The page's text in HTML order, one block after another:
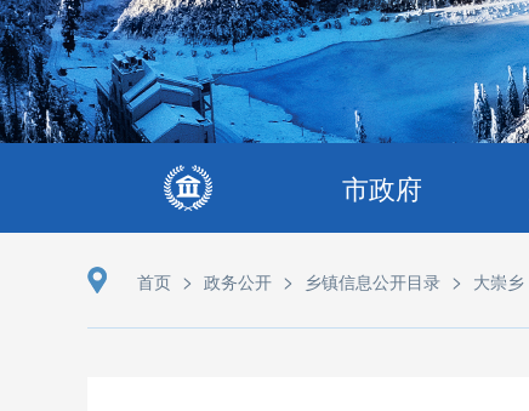
市政府
首页 > 政务公开 > 乡镇信息公开目录 > 大崇乡